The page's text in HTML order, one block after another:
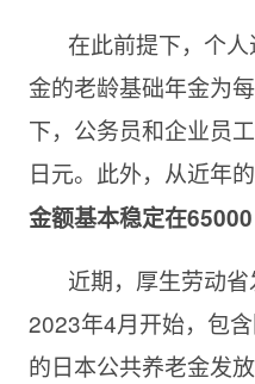
在此前提下，个
金的老龄基础年金为
下，公务员和企业员
日元。此外，从近年
金额基本稳定在
近期，厚生劳动
2023年4月开始，包
的日本公共养老金发